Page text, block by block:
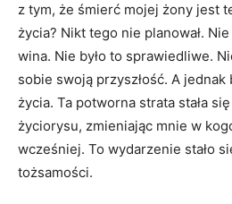
z tym, że śmierć mojej żony jest
życia? Nikt tego nie planował.
wina. Nie było to sprawiedliwe.
sobie swoją przyszłość. A jednak
życia. Ta potworna strata stała
życiorysu, zmieniając mnie w
wcześniej. To wydarzenie stało
tożsamości.